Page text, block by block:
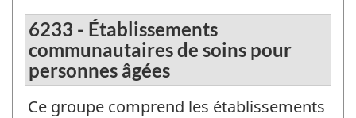
6233 - Établissements
communautaires de soins pour
personnes âgées
Ce groupe comprend les établissements